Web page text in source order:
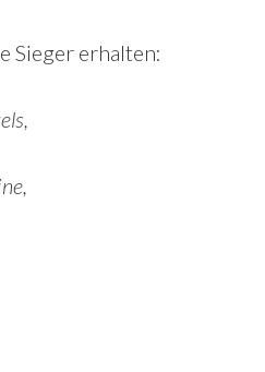
Sieger erhalten: